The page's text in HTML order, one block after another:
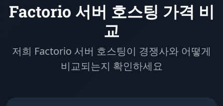
Factorio 서버 호스팅 가격 비
교
저희 Factorio 서버 호스팅이 경쟁사와 어떻게
비교되는지 확인하세요